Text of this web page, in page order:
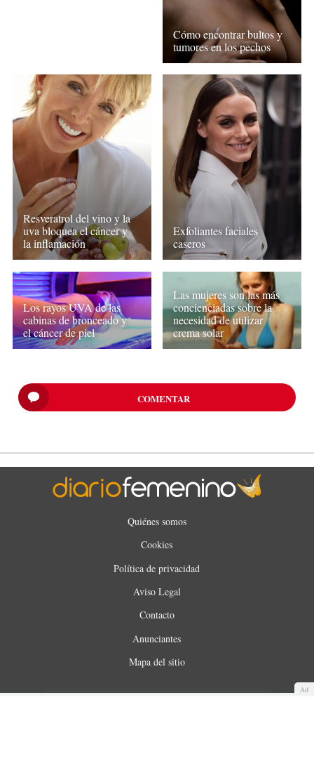
Cómo encontrar bultos y
tumores en los pechos
Resveratrol del vino y la
uva bloquea el cáncer y
la inflamación
Exfoliantes faciales
caseros
Los rayos UVA de las
cabinas de bronceado y
el cáncer de piel
Las mujeres son las más
concienciadas sobre la
necesidad de utilizar
crema solar
COMENTAR
Ad
Quiénes somos
Cookies
Política de privacidad
Aviso Legal
Contacto
Anunciantes
Mapa del sitio